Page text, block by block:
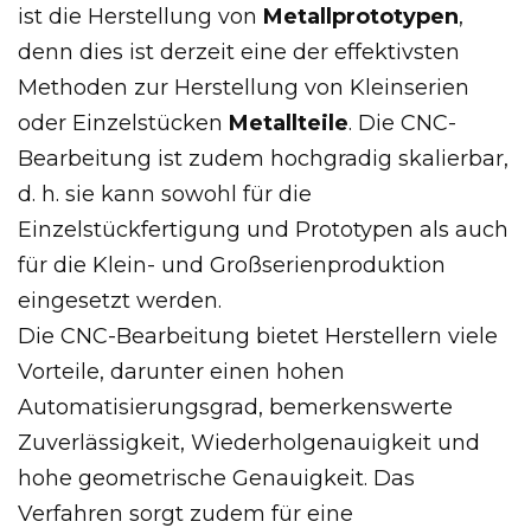
ist die Herstellung von Metallprototypen,
denn dies ist derzeit eine der effektivsten
Methoden zur Herstellung von Kleinserien
oder Einzelstücken Metallteile. Die CNC-
Bearbeitung ist zudem hochgradig skalierbar,
d. h. sie kann sowohl für die
Einzelstückfertigung und Prototypen als auch
für die Klein- und Großserienproduktion
eingesetzt werden.
Die CNC-Bearbeitung bietet Herstellern viele
Vorteile, darunter einen hohen
Automatisierungsgrad, bemerkenswerte
Zuverlässigkeit, Wiederholgenauigkeit und
hohe geometrische Genauigkeit. Das
Verfahren sorgt zudem für eine